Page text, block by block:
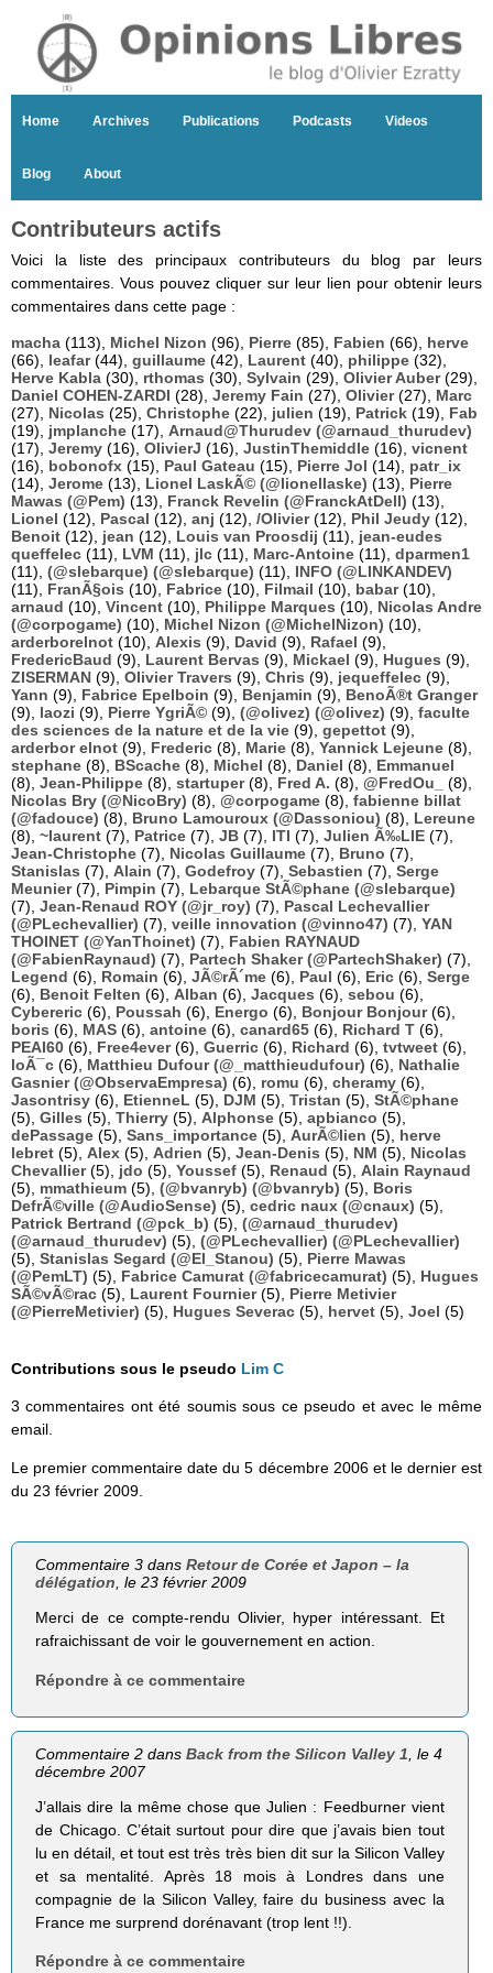
Home Archives Publications Podcasts Videos
Blog About
Contributeurs actifs
Voici la liste des principaux contributeurs du blog par leurs
commentaires. Vous pouvez cliquer sur leur lien pour obtenir leurs
commentaires dans cette page :
macha (113), Michel Nizon (96), Pierre (85), Fabien (66), herve
(66), leafar(44), guillaume (42), Laurent (40), philippe (32),
Herve Kabla (30), rthomas (30), Sylvain (29), Olivier Auber(29),
Daniel COHEN-ZARDI (28), Jeremy Fain (27), Olivier(27), Marc
(27), Nicolas (25), Christophe (22), julien (19), Patrick (19), Fab
(19), jmplanche (17), Arnaud@Thurudev (@arnaud_thurudev)
(17), Jeremy (16), OlivierJ (16), JustinThemiddle (16), vicnent
(16), bobonofx (15), Paul Gateau (15), Pierre Jol (14), patr_ix
(14), Jerome (13), Lionel LaskÃ© (@lionellaske) (13), Pierre
Mawas (@Pem) (13), Franck Revelin (@FranckAtDell) (13),
Lionel (12), Pascal (12), anj (12), /Olivier(12), Phil Jeudy (12),
Benoit (12), jean (12), Louis van Proosdij (11), jean-eudes
queffelec (11), LVM (11), jlc (11), Marc-Antoine (11), dparmen1
(11), (@slebarque) (@slebarque) (11), INFO (@LINKANDEV)
(11), FranÃ§ois (10), Fabrice (10), Filmail (10), babar(10),
arnaud (10), Vincent (10), Philippe Marques (10), Nicolas Andre
(@corpogame) (10), Michel Nizon (@MichelNizon) (10),
arderborelnot (10), Alexis (9), David (9), Rafael (9),
FredericBaud (9), Laurent Bervas (9), Mickael (9), Hugues (9),
ZISERMAN (9), Olivier Travers (9), Chris (9), jequeffelec (9),
Yann (9), Fabrice Epelboin (9), Benjamin (9), BenoÃ®t Granger
(9), laozi (9), Pierre YgriÃ© (9), (@olivez) (@olivez) (9), faculte
des sciences de la nature et de la vie (9), gepettot (9),
arderbor elnot (9), Frederic (8), Marie (8), Yannick Lejeune (8),
stephane (8), BScache (8), Michel (8), Daniel (8), Emmanuel
(8), Jean-Philippe (8), startuper(8), Fred A. (8), @FredOu_
(8),
Nicolas Bry (@NicoBry) (8), @corpogame (8), fabienne billat
(@fadouce) (8), Bruno Lamouroux (@Dassoniou) (8), Lereune
(8), ~laurent (7), Patrice (7), JB (7), ITI (7), Julien Ã‰LIE (7),
Jean-Christophe (7), Nicolas Guillaume (7), Bruno (7),
Stanislas (7), Alain (7), Godefroy (7), Sebastien (7), Serge
Meunier(7), Pimpin (7), Lebarque StÃ©phane (@slebarque)
(7), Jean-Renaud ROY (@jr_roy) (7), Pascal Lechevallier
(@PLechevallier) (7), veille innovation (@vinno47) (7), YAN
THOINET (@YanThoinet) (7), Fabien RAYNAUD
(@FabienRaynaud) (7), Partech Shaker (@PartechShaker) (7),
Legend (6), Romain (6), JÃ©rÃ´me (6), Paul (6), Eric (6), Serge
(6), Benoit Felten (6), Alban (6), Jacques (6), sebou (6),
Cybereric (6), Poussah (6), Energo (6), Bonjour Bonjour(6),
boris (6), MAS (6), antoine (6), canard65 (6), Richard T (6),
PEAI60 (6), Free4ever(6), Guerric (6), Richard (6), tvtweet (6),
loÃ¯c (6), Matthieu Dufour (@_matthieudufour) (6), Nathalie
Gasnier (@ObservaEmpresa) (6), romu (6), cheramy (6),
Jasontrisy (6), EtienneL (5), DJM (5), Tristan (5), StÃ©phane
(5), Gilles (5), Thierry (5), Alphonse (5), apbianco (5),
dePassage (5), Sans_importance (5), AurÃ©lien (5), herve
lebret (5), Alex (5), Adrien (5), Jean-Denis (5), NM (5), Nicolas
Chevallier(5), jdo (5), Youssef (5), Renaud (5), Alain Raynaud
(5), mmathieum (5), (@bvanryb) (@bvanryb) (5), Boris
DefrÃ©ville (@AudioSense) (5), cedric naux (@cnaux) (5),
Patrick Bertrand (@pck_b) (5), (@arnaud_thurudev)
(@arnaud_thurudev) (5), (@PLechevallier) (@PLechevallier)
(5), Stanislas Segard (@El_Stanou) (5), Pierre Mawas
(@PemLT) (5), Fabrice Camurat (@fabricecamurat) (5), Hugues
SÃ©vÃ©rac (5), Laurent Fournier(5), Pierre Metivier
(@PierreMetivier) (5), Hugues Severac (5), hervet (5), Joel (5)
Contributions sous le pseudo Lim C
3 commentaires ont été soumis sous ce pseudo et avec le même
email.
Le premier commentaire date du 5 décembre 2006 et le dernier est
du 23 février 2009.
Commentaire 3 dansRetour de Corée et Japon – la
délégation, le 23 février 2009
Merci de ce compte-rendu Olivier, hyper intéressant. Et
rafraichissant de voir le gouvernement en action.
Répondre à ce commentaire
Commentaire 2 dansBack from the Silicon Valley 1 , le 4
décembre 2007
J’allais dire la même chose que Julien : Feedburner vient
de Chicago. C’était surtout pour dire que j’avais bien tout
lu en détail, et tout est très très bien dit sur la Silicon Valley
et sa mentalité. Après 18 mois à Londres dans une
compagnie de la Silicon Valley, faire du business avec la
France me surprend dorénavant (trop lent !!).
Répondre à ce commentaire